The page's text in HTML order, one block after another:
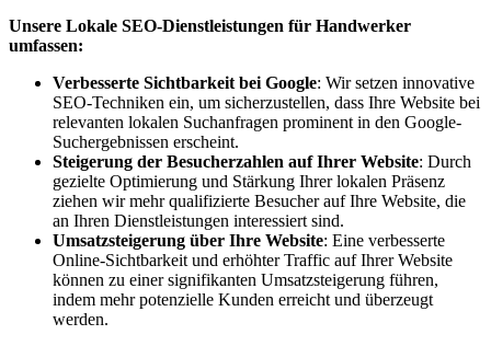
Unsere Lokale SEO-Dienstleistungen für Handwerker
umfassen:
Verbesserte Sichtbarkeit bei Google: Wir setzen innovative
SEO-Techniken ein, um sicherzustellen, dass Ihre Website bei
relevanten lokalen Suchanfragen prominent in den Google-
Suchergebnissen erscheint.
Steigerung der Besucherzahlen auf Ihrer Website: Durch
gezielte Optimierung und Stärkung Ihrer lokalen Präsenz
ziehen wir mehr qualifizierte Besucher auf Ihre Website, die
an Ihren Dienstleistungen interessiert sind.
Umsatzsteigerung über Ihre Website: Eine verbesserte
Online-Sichtbarkeit und erhöhter Traffic auf Ihrer Website
können zu einer signifikanten Umsatzsteigerung führen,
indem mehr potenzielle Kunden erreicht und überzeugt
werden.